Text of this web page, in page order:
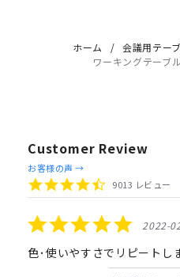
ホーム
会議用テー
ワーキングテーブ
Customer Review
Reviews
carousel
4.4
star
9013 レビュー
お客様の声 →
5.0
star
rating
2022-
色･使いやすさでリピートし